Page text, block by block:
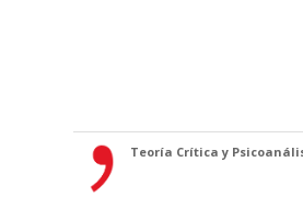
Teoría Crítica y